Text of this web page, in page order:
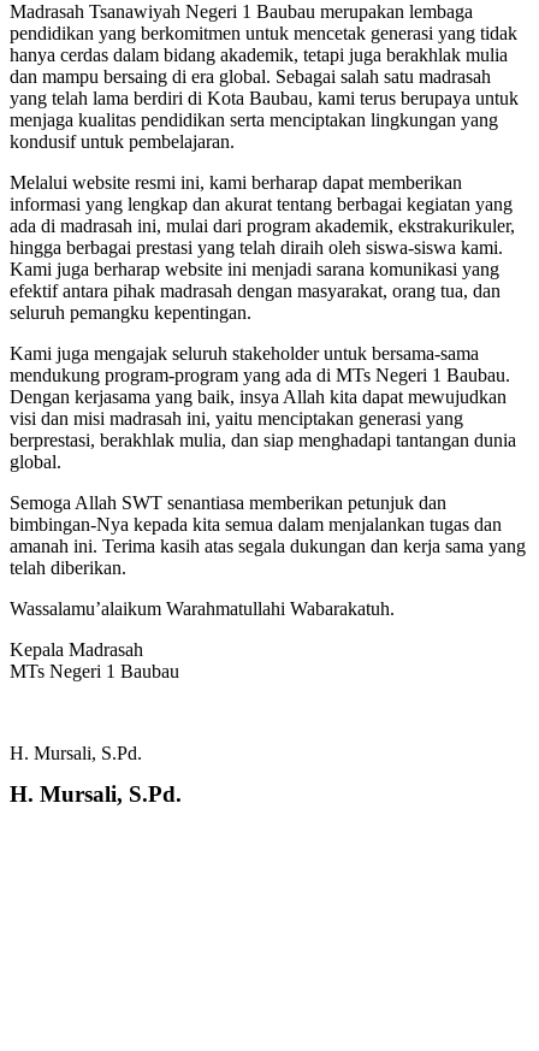
Madrasah Tsanawiyah Negeri 1 Baubau merupakan lembaga
pendidikan yang berkomitmen untuk mencetak generasi yang tidak
hanya cerdas dalam bidang akademik, tetapi juga berakhlak mulia
dan mampu bersaing di era global. Sebagai salah satu madrasah
yang telah lama berdiri di Kota Baubau, kami terus berupaya untuk
menjaga kualitas pendidikan serta menciptakan lingkungan yang
kondusif untuk pembelajaran.
Melalui website resmi ini, kami berharap dapat memberikan
informasi yang lengkap dan akurat tentang berbagai kegiatan yang
ada di madrasah ini, mulai dari program akademik, ekstrakurikuler,
hingga berbagai prestasi yang telah diraih oleh siswa-siswa kami.
Kami juga berharap website ini menjadi sarana komunikasi yang
efektif antara pihak madrasah dengan masyarakat, orang tua, dan
seluruh pemangku kepentingan.
Kami juga mengajak seluruh stakeholder untuk bersama-sama
mendukung program-program yang ada di MTs Negeri 1 Baubau.
Dengan kerjasama yang baik, insya Allah kita dapat mewujudkan
visi dan misi madrasah ini, yaitu menciptakan generasi yang
berprestasi, berakhlak mulia, dan siap menghadapi tantangan dunia
global.
Semoga Allah SWT senantiasa memberikan petunjuk dan
bimbingan-Nya kepada kita semua dalam menjalankan tugas dan
amanah ini. Terima kasih atas segala dukungan dan kerja sama yang
telah diberikan.
Wassalamu’alaikum Warahmatullahi Wabarakatuh.
Kepala Madrasah
MTs Negeri 1 Baubau
H. Mursali, S.Pd.
H. Mursali, S.Pd.